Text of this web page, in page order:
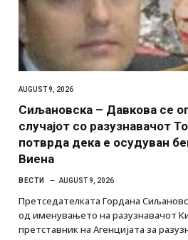
AUGUST 9, 2026
Сиљановска – Давкова се
случајот со разузнавачот
потврда дека е осудуван
Виена
ВЕСТИ AUGUST 9, 2026
Претседателката Гордана
од именувањето на разузнавачот
претставник на Агенцијата за